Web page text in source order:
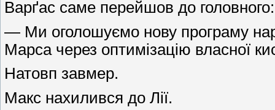
Варґас саме перейшов до головного:
— Ми оголошуємо нову програму
Марса через оптимізацію власної
Натовп завмер.
Макс нахилився до Лії.